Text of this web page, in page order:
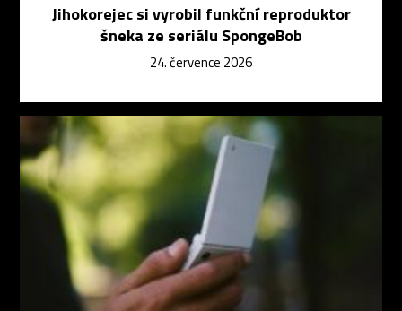
Jihokorejec si vyrobil funkční reproduktor
šneka ze seriálu SpongeBob
24. července 2026